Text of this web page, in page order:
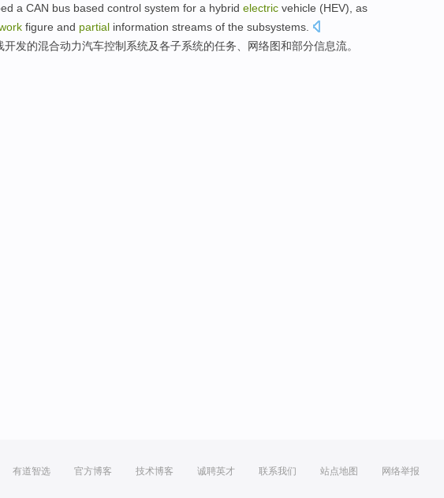
a CAN bus based control system for a hybrid electric vehicle (HEV), as
figure and partial information streams of the subsystems
开发的混合动力汽车控制 系统及各子系统的任务 网络图和部分信息流。
有道智选 官方博客 技术博客 诚聘英才 联系我们 站点地图 网络举报